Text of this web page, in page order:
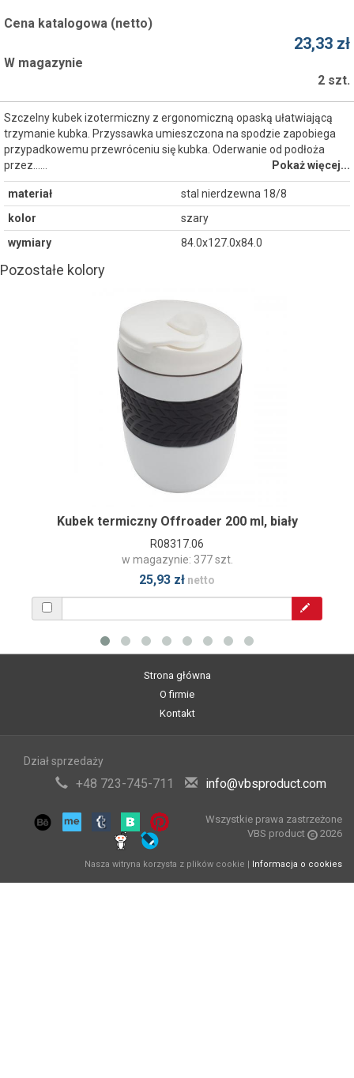
Cena katalogowa (netto)
23,33 zł
W magazynie
2 szt.
Szczelny kubek izotermiczny z ergonomiczną opaską ułatwiającą
trzymanie kubka. Przyssawka umieszczona na spodzie zapobiega
przypadkowemu przewróceniu się kubka. Oderwanie od podłoża
przez...…
Pokaż więcej...
materiał
stal nierdzewna 18/8
kolor
szary
wymiary
84.0x127.0x84.0
Pozostałe kolory
Kubek termiczny Offroader 200 ml, biały
R08317.06
w magazynie: 377 szt.
25,93 zł netto
Strona główna
O firmie
Kontakt
Dział sprzedaży
+48 723-745-711 info@vbsproduct.com
Wszystkie prawa zastrzeżone
VBS product
2026
Nasza witryna korzysta z plików cookie | Informacja o cookies